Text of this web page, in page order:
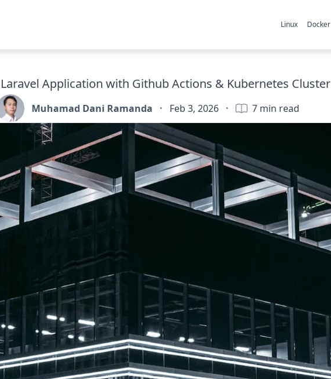
Linux Docker
Application with Github Actions & Kubernetes Cluster
Muhamad Dani Ramanda · Feb 3, 2026 · 7 min read